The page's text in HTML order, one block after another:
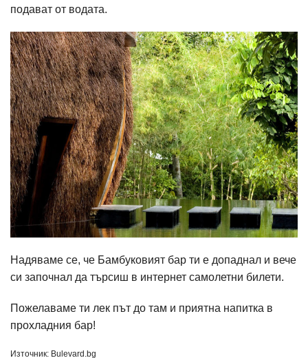
подават от водата.
Надяваме се, че Бамбуковият бар ти е допаднал и вече
си започнал да търсиш в интернет самолетни билети.
Пожелаваме ти лек път до там и приятна напитка в
прохладния бар!
Източник: Bulevard.bg